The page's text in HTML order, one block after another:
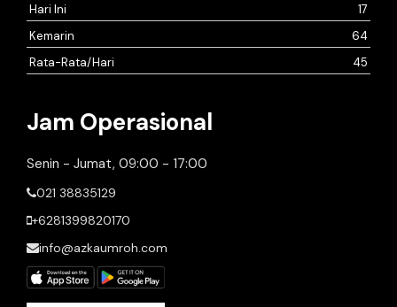
Hari Ini
17
Kemarin
64
Rata-Rata/Hari
45
Jam Operasional
Senin - Jumat, 09:00 - 17:00
021 38835129
+6281399820170
info@azkaumroh.com